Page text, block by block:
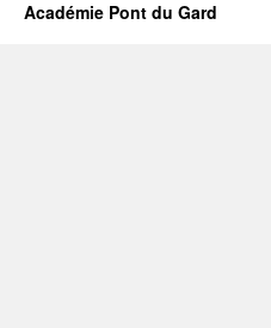
Académie Pont du Gard